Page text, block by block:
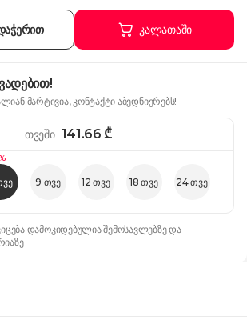
კალათაში
მარტივია, კონტაქტი აბედნიერებს!
9 თვე 12 თვე 18 თვე 24 თვე
თვეში 141.66₾
დამოკიდებულია შემოსავლებზე და